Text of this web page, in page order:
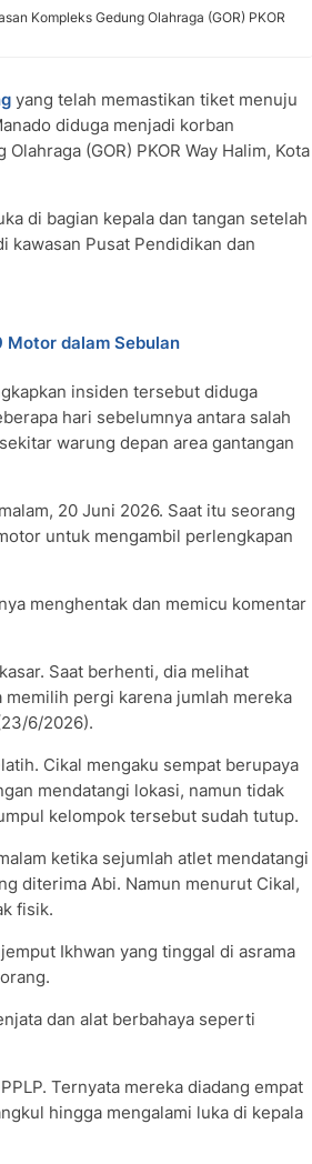
Kompleks Gedung Olahraga (GOR) PKOR
yang telah memastikan tiket menuju
diduga menjadi korban
(GOR) PKOR Way Halim, Kota
di bagian kepala dan tangan setelah
kawasan Pusat Pendidikan dan
Motor dalam Sebulan
insiden tersebut diduga
hari sebelumnya antara salah
warung depan area gantangan
20 Juni 2026. Saat itu seorang
untuk mengambil perlengkapan
menghentak dan memicu komentar
Saat berhenti, dia melihat
pergi karena jumlah mereka
6/2026).
Cikal mengaku sempat berupaya
mendatangi lokasi, namun tidak
kelompok tersebut sudah tutup.
ketika sejumlah atlet mendatangi
diterima Abi. Namun menurut Cikal,
fisik.
Ikhwan yang tinggal di asrama
dan alat berbahaya seperti
Ternyata mereka diadang empat
hingga mengalami luka di kepala